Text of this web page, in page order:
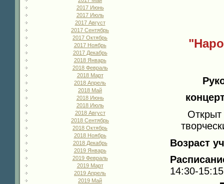
2017 Июнь
2017 Июль
2017 Август
2017 Сентябрь
2017 Октябрь
2017 Ноябрь
2017 Декабрь
2018 Январь
2018 Февраль
2018 Март
2018 Апрель
2018 Май
2018 Июнь
2018 Июль
2018 Август
2018 Сентябрь
2018 Октябрь
2018 Ноябрь
2018 Декабрь
2019 Январь
2019 Февраль
2019 Март
2019 Апрель
2019 Май
Открыт
Возраст
14:30-15:15